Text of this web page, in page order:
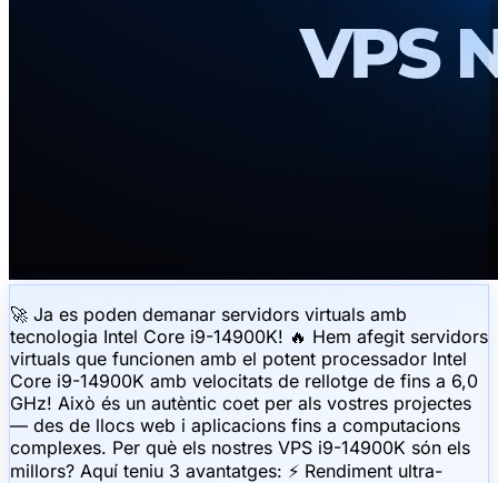
🚀 Ja es poden demanar servidors virtuals amb
tecnologia Intel Core i9-14900K! 🔥 Hem afegit servidors
virtuals que funcionen amb el potent processador Intel
Core i9-14900K amb velocitats de rellotge de fins a 6,0
GHz! Això és un autèntic coet per als vostres projectes
— des de llocs web i aplicacions fins a computacions
complexes. Per què els nostres VPS i9-14900K són els
millors? Aquí teniu 3 avantatges: ⚡️ Rendiment ultra-